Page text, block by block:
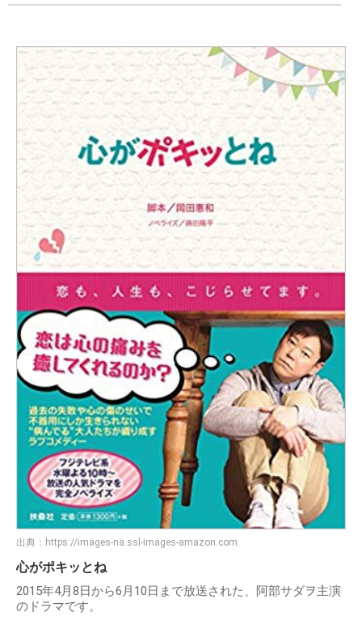
出典： https://images-na.ssl-images-amazon.com
心がポキッとね
2015年4月8日から6月10日まで放送された、阿部サダヲ主演
のドラマです。